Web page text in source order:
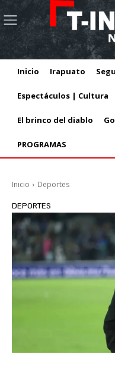
Inicio Irapuato
Espectáculos | Cultura
El brinco del diablo
PROGRAMAS
Inicio Deportes
DEPORTES